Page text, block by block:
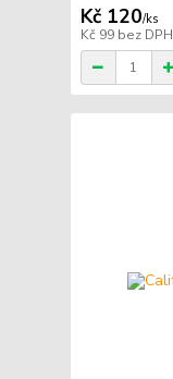
Kč 120/ks
Kč 99 bez DPH